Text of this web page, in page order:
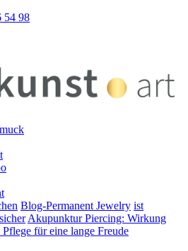
54 98
Blog-Permanent Jewelry ist
Akupunktur Piercing: Wirkung
für eine lange Freude